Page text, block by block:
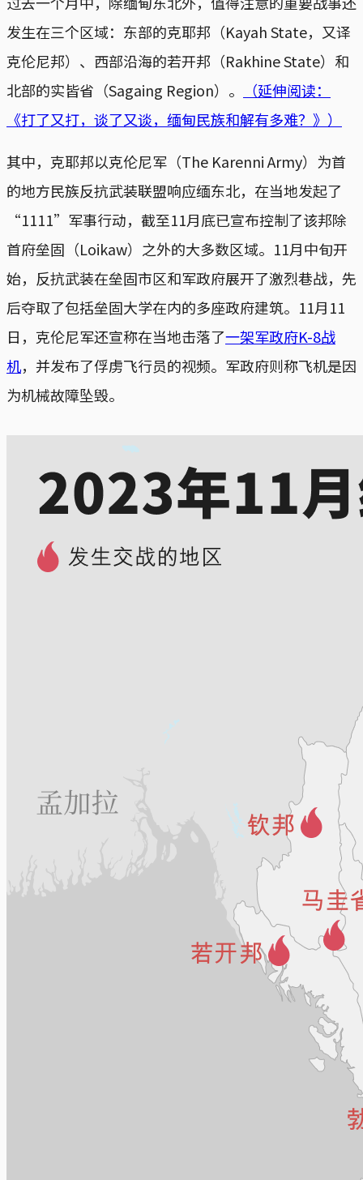
发生在三个区域：东部的克耶邦（Kayah State，又译
克伦尼邦）、西部沿海的若开邦（Rakhine State）和
北部的实皆省（Sagaing Region）。
（延伸阅读：
《打了又打，谈了又谈，缅甸民族和解有多难？》）
其中，克耶邦以克伦尼军（The Karenni Army）为首
的地方民族反抗武装联盟响应缅东北，在当地发起了
“1111”军事行动，截至11月底已宣布控制了该邦除
首府垒固（Loikaw）之外的大多数区域。11月中旬开
始，反抗武装在垒固市区和军政府展开了激烈巷战，先
后夺取了包括垒固大学在内的多座政府建筑。11月11
日，克伦尼军还宣称在当地击落了一架军政府K-8战
机，并发布了俘虏飞行员的视频。军政府则称飞机是因
为机械故障坠毁。